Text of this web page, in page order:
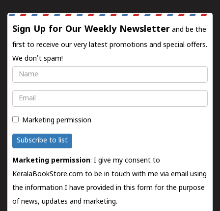
Sign Up for Our Weekly Newsletter and be the
first to receive our very latest promotions and special offers.
We don't spam!
Name
Email
Marketing permission
Subscribe to list
Marketing permission: I give my consent to
KeralaBookStore.com to be in touch with me via email using
the information I have provided in this form for the purpose
of news, updates and marketing.